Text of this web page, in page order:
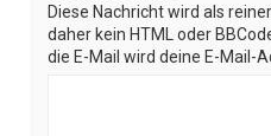
Diese Nachricht wird als
daher kein HTML oder
die E-Mail wird deine E-Mail-